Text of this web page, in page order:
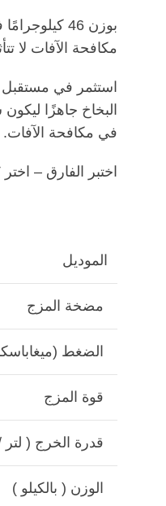
مكافحة الآفات لا
في مكافحة الآفات.
اختبر الفارق – اختر FST-22HT لتحقيق نتائج متفوقة في مكافحة الآفات. حقولك ومحاصيلك ونجاحك لا يستحقون أقل من ذلك.
الموديل
مضخة المزج
الضغط
قوة المزج
قدرة الخرج ( لتر
الوزن ( بالكيلو )